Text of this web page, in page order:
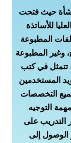
حيث فتحت
العليا للأساتذة
المطبوعة
المطبوعة
في كتب
المستخدمين
التخصصات
التوجيه
التدريب على
الوصول إلى